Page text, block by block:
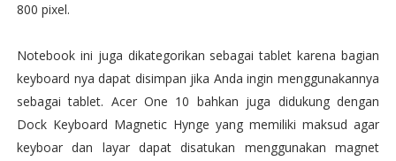
800 pixel.
Notebook ini juga dikategorikan sebagai tablet karena bagian
keyboard nya dapat disimpan jika Anda ingin menggunakannya
sebagai tablet. Acer One 10 bahkan juga didukung dengan
Dock Keyboard Magnetic Hynge yang memiliki maksud agar
keyboar dan layar dapat disatukan menggunakan magnet